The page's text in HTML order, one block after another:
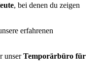
, bei denen du zeigen
erfahrenen
unserTemporärbüro für